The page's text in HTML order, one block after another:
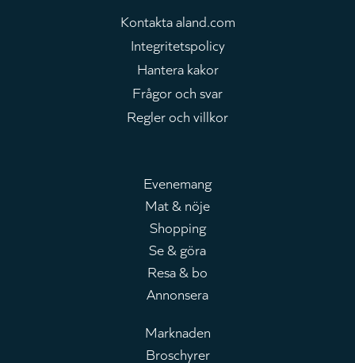
Kontakta aland.com
Integritetspolicy
Hantera kakor
Frågor och svar
Regler och villkor
Huvudmeny
Evenemang
Mat & nöje
Shopping
Se & göra
Resa & bo
Annonsera
Marknaden
Broschyrer